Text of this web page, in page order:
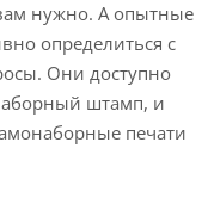
нужно. А опытные
определиться с
Они доступно
штамп, и
печати